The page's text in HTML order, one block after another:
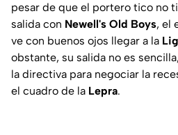
pesar de que el portero tico no
salida con Newell's Old Boys, el
ve con buenos ojos llegar a la
obstante, su salida no es
la directiva para negociar la
el cuadro de la Lepra.